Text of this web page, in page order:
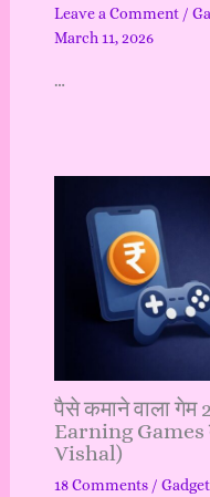
Leave a Comment /
March 11, 2026
…
पैसे कमाने वाला
Earning Games
Vishal)
18 Comments /